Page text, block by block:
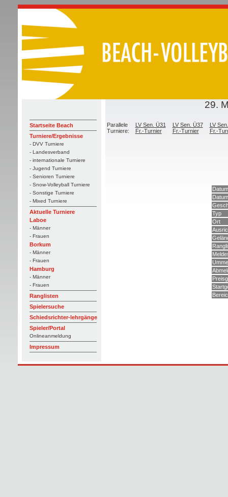
Startseite Beach
Turniere/Ergebnisse
- DVV Turniere
- Landesverband
- internationale Turniere
- Jugend Turniere
- Senioren Turniere
- Snow-Volleyball Turniere
- Sonstige Turniere
- Mixed Turniere
Aktuelle Turniere
Laboe
- Männer
- Frauen
Borkum
- Männer
- Frauen
Hamburg
- Männer
- Frauen
Ranglisten
Spielersuche
Schiedsrichter-lehrgänge
Spieler/Portal
Onlineanmeldung
Impressum
29.
Parallele
Turniere:
LV Sen. Ü31
Fr.-Turnier
LV Sen. Ü37
Fr.-Turnier
LV
Fr.-
Typ
Ort